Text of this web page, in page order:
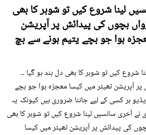
لینا شروع کیں تو شوہر کا بھی
بچوں کی پیدائش پر آپریشن
ہوا جو بچے یتیم ہونے سے بچ
شروع کیں تو شوہر کا بھی دل بند ہو گیا ۔۔
آپریشن تھیٹر میں کیسا معجزہ ہوا جو بچے
ہر کسی کے لیے جاننا ضروری ہیں کیونکہ یہ
نے آخری سانسیں لینا شروع کیں تو شوہر کا بھی
کی پیدائش پر آپریشن تھیٹر میں کیسا